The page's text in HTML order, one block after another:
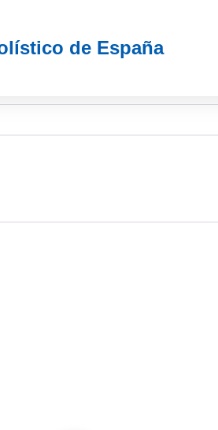
de España